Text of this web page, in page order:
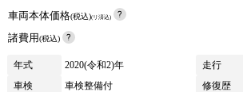
車両本体価格(税込)(リ済込)
諸費用(税込)
年式 2020(令和2)年 走行
車検
車検整備付 修復歴